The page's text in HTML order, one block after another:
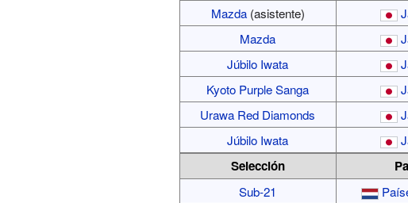
Mazda (asistente)
Mazda
Júbilo Iwata
Kyoto Purple Sanga
Urawa Red Diamonds
Júbilo Iwata
Selección
Sub-21